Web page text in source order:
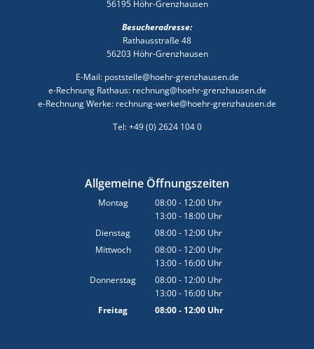
56195 Höhr-Grenzhausen
Besucheradresse:
Rathausstraße 48
56203 Höhr-Grenzhausen
E-Mail: poststelle@hoehr-grenzhausen.de
e-Rechnung Rathaus: rechnung@hoehr-grenzhausen.de
e-Rechnung Werke: rechnung-werke@hoehr-grenzhausen.de
Tel: +49 (0) 2624 104 0
Allgemeine Öffnungszeiten
Montag 08:00- 12:00 Uhr
Von 08:00 bis 12:00 Uhr
13:00- 18:00 Uhr
Von 13:00 bis 18:00 Uhr
Dienstag 08:00- 12:00 Uhr
Von 08:00 bis 12:00 Uhr
Mittwoch 08:00- 12:00 Uhr
Von 08:00 bis 12:00 Uhr
13:00- 16:00 Uhr
Von 13:00 bis 16:00 Uhr
Donnerstag 08:00- 12:00 Uhr
Von 08:00 bis 12:00 Uhr
13:00- 16:00 Uhr
Von 13:00 bis 16:00 Uhr
Freitag 08:00- 12:00Uhr